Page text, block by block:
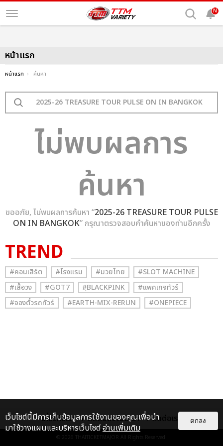
N
หน้าแรก
หน้าแรก ค้นหา
ไม่พบผลการ
ค้นหา
ขออภัย, ไม่พบผลการค้นหา “2025-26 TREASURE TOUR PULSE
ON IN BANGKOK” กรุณาตรวจสอบคำค้นหาของท่านอีกครั้ง
TREND
#คอนเสิร์ต #โรงแรม #มวยไทย
#SLOT MACHINE
#เสื้อวง
#GOT7 #ฺBLACKPINK
#แพคเกจทัวร์
#จองตั๋วรถทัวร์
#EARTH-MIX-RERUN #ONEPIECE
เกี่ยวกับเรา ติดต่อลงโฆษณา ติดต่อเรา
© 2026 THAITICKETMAJOR All Rights Reserved.
เว็บไซต์นี้มีการเก็บข้อมูลการใช้งานของคุณเพื่อนำ
มาใช้วางแผนและบริหารเว็บไซต์อ่านเพิ่มเติม
ตกลง